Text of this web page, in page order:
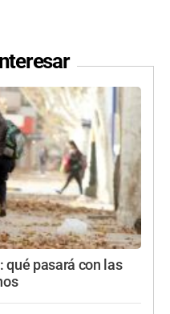
qué pasará con las